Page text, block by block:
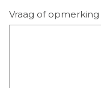
Vraag of opmerking